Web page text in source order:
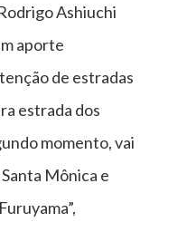
Ashiuchi
aporte
de estradas
estrada dos
momento, vai
Mônica e